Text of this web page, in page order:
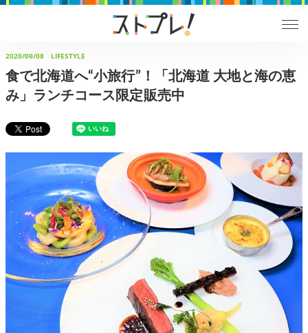
2020/09/08 LIFESTYLE
食で北海道へ“小旅行”！「北海道 大地と海の恵
み」ランチコース限定販売中